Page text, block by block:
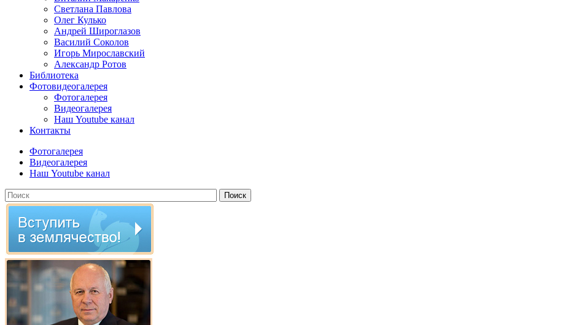
Светлана Павлова
Олег Кулько
Андрей Широглазов
Василий Соколов
Игорь Мирославский
Александр Ротов
Библиотека
Фотовидеогалерея
Фотогалерея
Видеогалерея
Наш Youtube канал
Контакты
Фотогалерея
Видеогалерея
Наш Youtube канал